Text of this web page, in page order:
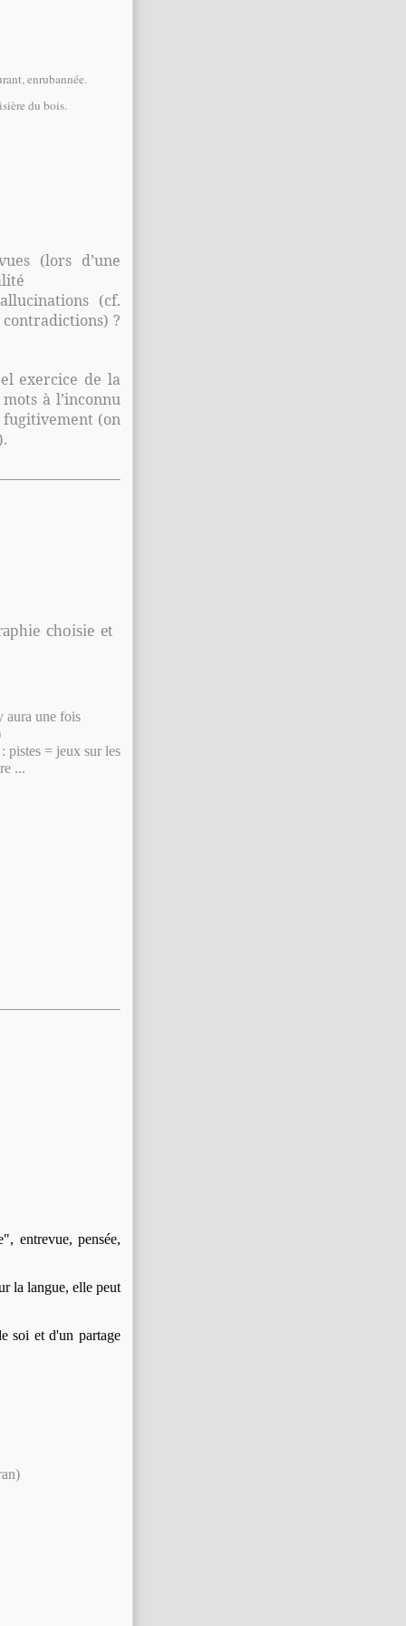
enrubannée.
du bois.
(lors d’une
(cf.
?
exercice de la
à l’inconnu
fugitivement (on
choisie et
aura une fois
pistes = jeux sur les
...
entrevue, pensée,
la langue, elle peut
soi et d'un partage